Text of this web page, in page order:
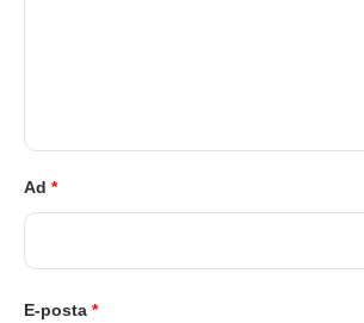
Ad *
E-posta *